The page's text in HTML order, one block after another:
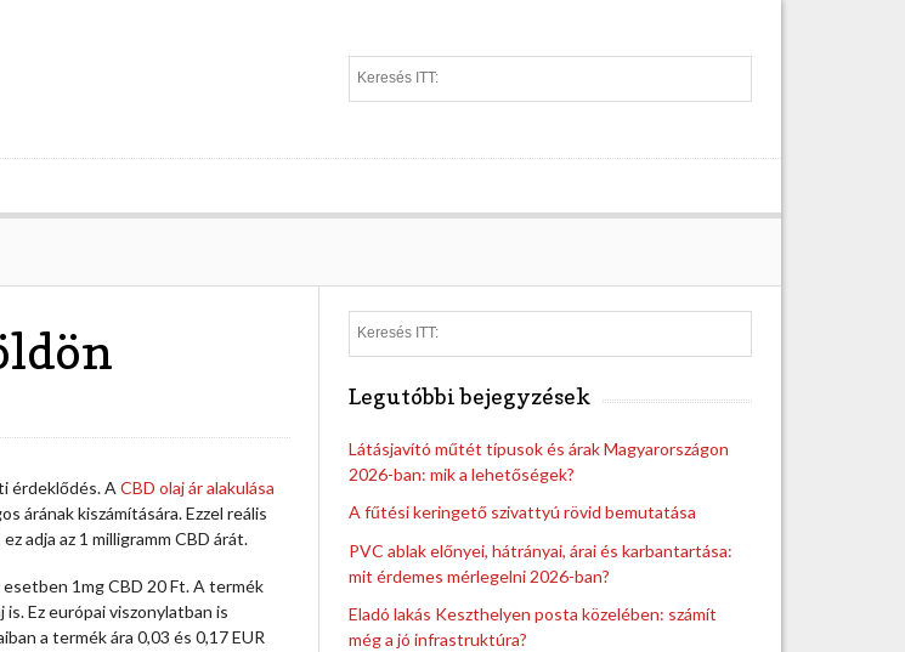
e
c
érdeklődés. ACBD olaj ár alakulása
árának kiszámítására. Ezzel reális
adja az 1 milligramm CBD árát.
1mg CBD 20 Ft. A termék
Ez európai viszonylatban is
a termék ára 0,03 és 0,17 EUR
e
Legutóbbi bejegyzések
Látásjavító műtét típusok és árak Magyarországon
2026-ban: mik a lehetőségek?
A fűtési keringető szivattyú rövid bemutatása
PVC ablak előnyei, hátrányai, árai és karbantartása:
mit érdemes mérlegelni 2026-ban?
Eladó lakás Keszthelyen posta közelében: számít
még a jó infrastruktúra?